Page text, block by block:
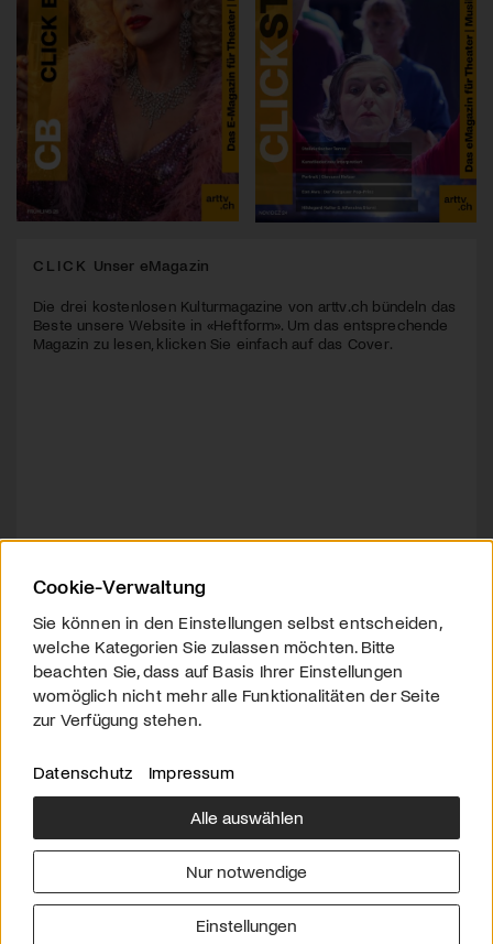
CLICK Unser eMagazin
Die drei kostenlosen Kulturmagazine von arttv.ch bündeln das
Beste unsere Website in «Heftform». Um das entsprechende
Magazin zu lesen, klicken Sie einfach auf das Cover.
Über uns
Downloads
Werben
Impressum
Cookie-Verwaltung
Sie können in den Einstellungen selbst entscheiden,
welche Kategorien Sie zulassen möchten. Bitte
beachten Sie, dass auf Basis Ihrer Einstellungen
womöglich nicht mehr alle Funktionalitäten der Seite
zur Verfügung stehen.
Datenschutz Impressum
Alle auswählen
Nur notwendige
Einstellungen